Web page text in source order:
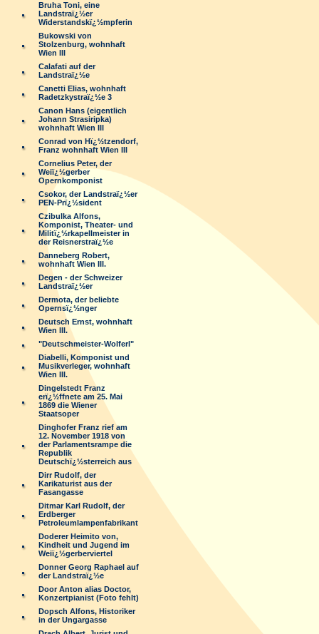
Bruha Toni, eine
Landstraï¿½er
Widerstandskï¿½mpferin
Bukowski von
Stolzenburg, wohnhaft
Wien III
Calafati auf der
Landstraï¿½e
Canetti Elias, wohnhaft
Radetzkystraï¿½e 3
Canon Hans (eigentlich
Johann Strasiripka)
wohnhaft Wien III
Conrad von Hï¿½tzendorf,
Franz wohnhaft Wien III
Cornelius Peter, der
Weiï¿½gerber
Opernkomponist
Csokor, der Landstraï¿½er
PEN-Prï¿½sident
Czibulka Alfons,
Komponist, Theater- und
Militï¿½rkapellmeister in
der Reisnerstraï¿½e
Danneberg Robert,
wohnhaft Wien III.
Degen - der Schweizer
Landstraï¿½er
Dermota, der beliebte
Opernsï¿½nger
Deutsch Ernst, wohnhaft
Wien III.
"Deutschmeister-Wolferl"
Diabelli, Komponist und
Musikverleger, wohnhaft
Wien III.
Dingelstedt Franz
erï¿½ffnete am 25. Mai
1869 die Wiener
Staatsoper
Dinghofer Franz rief am
12. November 1918 von
der Parlamentsrampe die
Republik
Deutschï¿½sterreich aus
Dirr Rudolf, der
Karikaturist aus der
Fasangasse
Ditmar Karl Rudolf, der
Erdberger
Petroleumlampenfabrikant
Doderer Heimito von,
Kindheit und Jugend im
Weiï¿½gerberviertel
Donner Georg Raphael auf
der Landstraï¿½e
Door Anton alias Doctor,
Konzertpianist (Foto fehlt)
Dopsch Alfons, Historiker
in der Ungargasse